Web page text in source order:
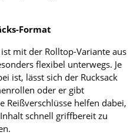
Format
mit der Rolltop-Variante aus
flexibel unterwegs. Je
ist, lässt sich der Rucksack
oder er gibt
Reißverschlüsse helfen dabei,
schnell griffbereit zu